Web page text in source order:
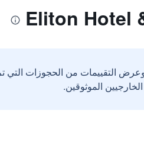
التقييمات من الحجوزات التي